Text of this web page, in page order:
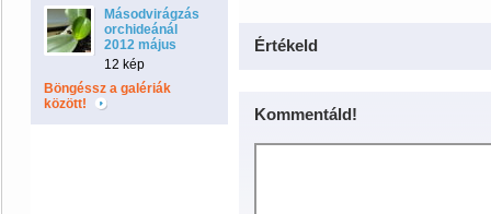
Másodvirágzás
orchideánál
2012 május
12 kép
Böngéssz a galériák
között!
Értékeld
Kommentáld!